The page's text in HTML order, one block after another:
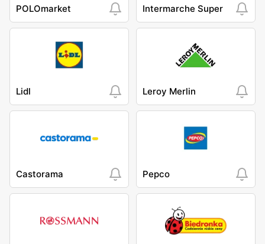
POLOmarket Intermarche Super
Lidl Leroy Merlin
Castorama Pepco